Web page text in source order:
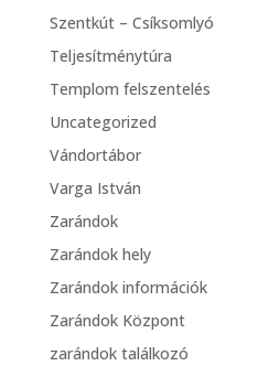
Szentkút – Csíksomlyó
Teljesítménytúra
Templom felszentelés
Uncategorized
Vándortábor
Varga István
Zarándok
Zarándok hely
Zarándok információk
Zarándok Központ
zarándok találkozó